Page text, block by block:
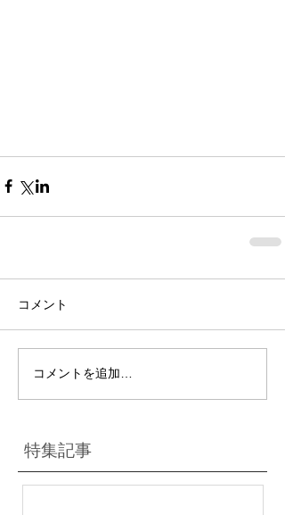
コメント
コメントを追加…
特集記事